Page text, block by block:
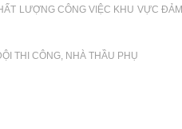
LƯỢNG CÔNG VIỆC KHU VỰC ĐẢM
THI CÔNG, NHÀ THẦU PHỤ